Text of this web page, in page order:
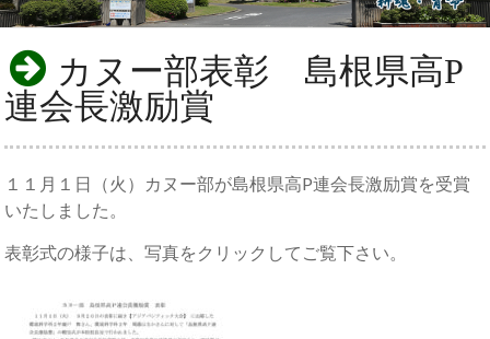
カヌー部表彰 島根県高P
連会長激励賞
１１月１日（火）カヌー部が島根県高P連会長激励賞を受賞
いたしました。
表彰式の様子は、写真をクリックしてご覧下さい。